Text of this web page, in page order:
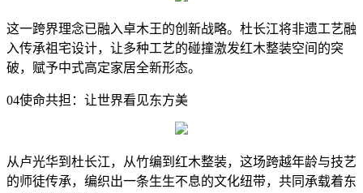
这一跨界理念已融入卓木王的创新战略。杜长江将非遗工艺融
入传承祖宅设计，让多种工艺的碰撞激发红木整装空间的突
破，赋予中式高定家居全新形态。
04使命共担：让世界看见东方美
从卢光华到杜长江，从竹编到红木整装，这场跨越年龄与技艺
的师徒传承，编织出一条生生不息的文化纽带，共同承载着东